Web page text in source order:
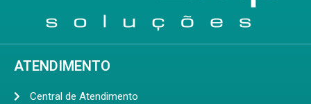
ATENDIMENTO
Central de Atendimento